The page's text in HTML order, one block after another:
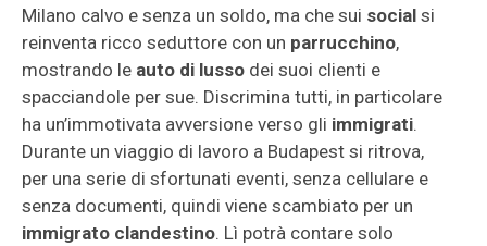
Milano calvo e senza un soldo, ma che sui social si
reinventa ricco seduttore con un parrucchino,
mostrando le auto di lusso dei suoi clienti e
spacciandole per sue. Discrimina tutti, in particolare
ha un’immotivata avversione verso gli immigrati.
Durante un viaggio di lavoro a Budapest si ritrova,
per una serie di sfortunati eventi, senza cellulare e
senza documenti, quindi viene scambiato per un
immigrato clandestino. Lì potrà contare solo